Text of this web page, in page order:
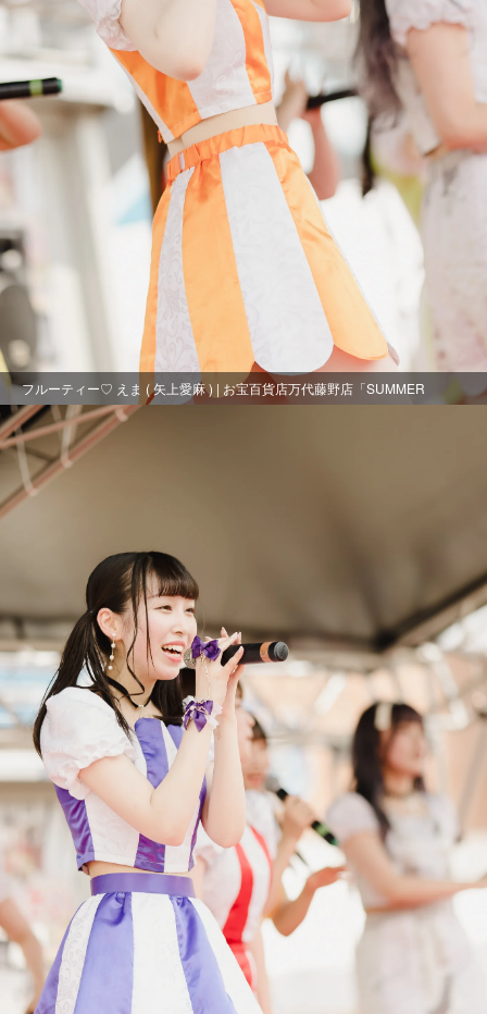
フルーティー♡ えま ( 矢上愛麻 ) | お宝百貨店万代藤野店「SUMMER
FESTIVAL 2021」1日目